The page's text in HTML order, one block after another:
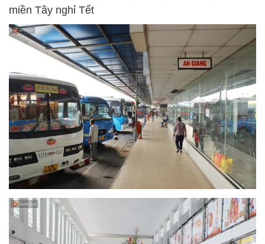
miền Tây nghỉ Tết